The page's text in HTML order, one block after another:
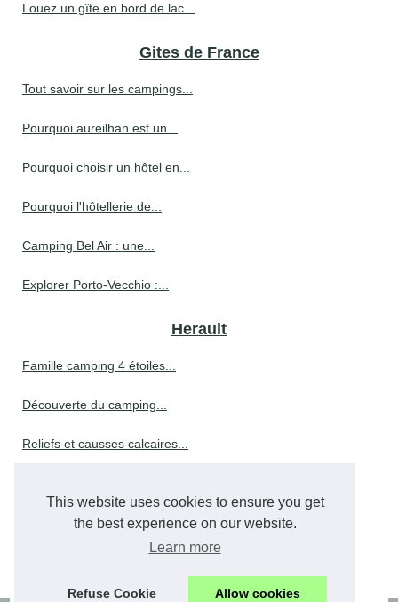
This website uses cookies to ensure you get
the best experience on our website.
Learn more
Refuse Cookie Allow cookies
Louez un gîte en bord de lac...
Gites de France
Tout savoir sur les campings...
Pourquoi aureilhan est un...
Pourquoi choisir un hôtel en...
Pourquoi l'hôtellerie de...
Camping Bel Air : une...
Explorer Porto-Vecchio :...
Herault
Famille camping 4 étoiles...
Découverte du camping...
Reliefs et causses calcaires...
Que faire à vichy :...